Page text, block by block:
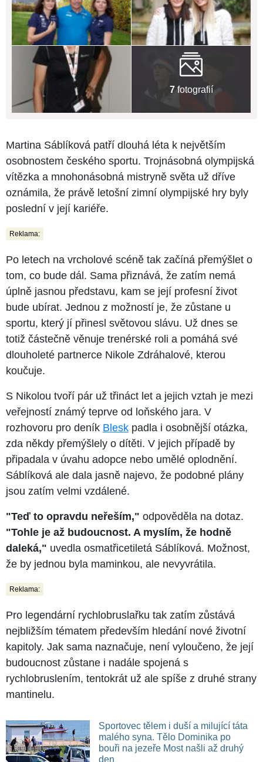
7fotografií
Martina Sáblíková patří dlouhá léta k největším
osobnostem českého sportu. Trojnásobná olympijská
vítězka a mnohonásobná mistryně světa už dříve
oznámila, že právě letošní zimní olympijské hry byly
poslední v její kariéře.
Reklama:
Po letech na vrcholové scéně tak začíná přemýšlet o
tom, co bude dál. Sama přiznává, že zatím nemá
úplně jasnou představu, kam se její profesní život
bude ubírat. Jednou z možností je, že zůstane u
sportu, který jí přinesl světovou slávu. Už dnes se
totiž částečně věnuje trenérské roli a pomáhá své
dlouholeté partnerce Nikole Zdráhalové, kterou
koučuje.
S Nikolou tvoří pár už třináct let a jejich vztah je mezi
veřejností známý teprve od loňského jara. V
rozhovoru pro deník Blesk padla i osobnější otázka,
zda někdy přemýšlely o dítěti. V jejich případě by
připadala v úvahu adopce nebo umělé oplodnění.
Sáblíková ale dala jasně najevo, že podobné plány
jsou zatím velmi vzdálené.
"Teď to opravdu neřeším," odpověděla na dotaz.
"Tohle je až budoucnost. A myslím, že hodně
daleká," uvedla osmatřicetiletá Sáblíková. Možnost,
že by jednou byla maminkou, ale nevyvrátila.
Reklama:
Pro legendární rychlobruslařku tak zatím zůstává
nejbližším tématem především hledání nové životní
kapitoly. Jak sama naznačuje, není vyloučeno, že její
budoucnost zůstane i nadále spojená s
rychlobruslením, tentokrát už ale spíše z druhé strany
mantinelu.
Sportovec tělem i duší a milující táta
malého syna. Tělo Dominika po
bouři na jezeře Most našli až druhý
den